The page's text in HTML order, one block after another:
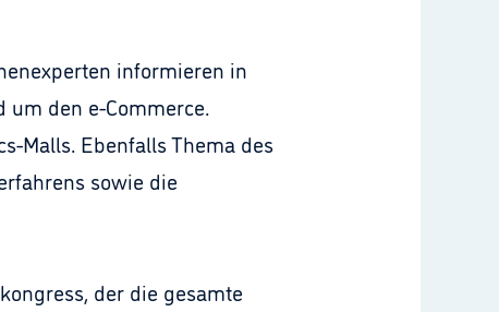
informieren in
den e-Commerce.
Malls. Ebenfalls Thema des
sowie die
der die gesamte